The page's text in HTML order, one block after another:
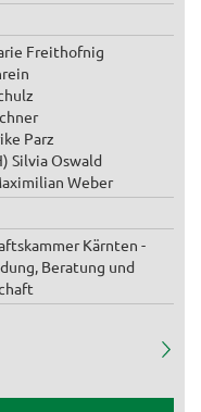
Freithofnig
Parz
Silvia Oswald
Weber
Kärnten -
Beratung und